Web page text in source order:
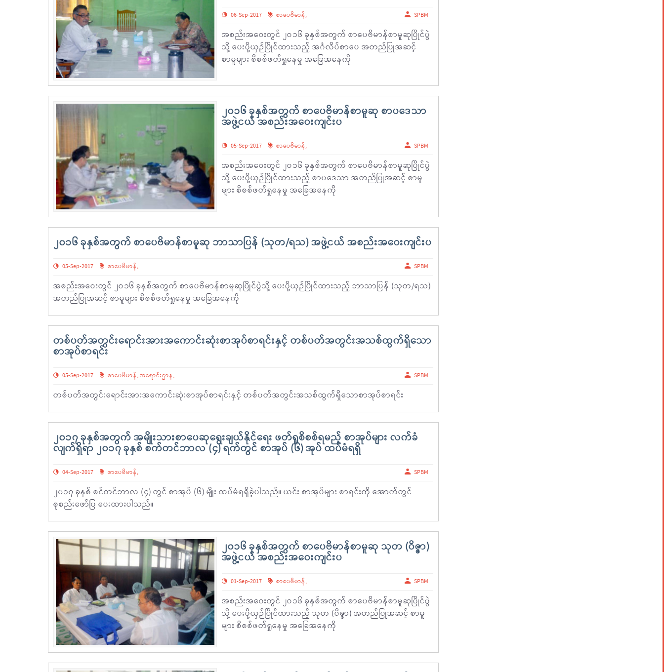
06-Sep-2017 စာပေဗိမာန်, SPBM
အစည်းအဝေးတွင် ၂ဝ၁၆ ခုနှစ်အတွက် စာပေဗိမာန်စာမူဆုပြိုင်ပွဲ
သို့ ပေးပို့ယှဉ်ပြိုင်ထားသည့် အင်္ဂလိပ်စာပေ အတည်ပြုအဆင့်
စာမူများ စိစစ်ဖတ်ရှုနေမှု အခြေအနေကို
၂၀၁၆ ခုနှစ်အတွက် စာပေဗိမာန်စာမူဆု စာပဒေသာ
အဖွဲ့ငယ် အစည်းအဝေးကျင်းပ
05-Sep-2017 စာပေဗိမာန်, SPBM
အစည်းအဝေးတွင် ၂ဝ၁၆ ခုနှစ်အတွက် စာပေဗိမာန်စာမူဆုပြိုင်ပွဲ
သို့ ပေးပို့ယှဉ်ပြိုင်ထားသည့် စာပဒေသာ အတည်ပြုအဆင့် စာမူ
များ စိစစ်ဖတ်ရှုနေမှု အခြေအနေကို
၂၀၁၆ ခုနှစ်အတွက် စာပေဗိမာန်စာမူဆု ဘာသာပြန် (သုတ/ရသ) အဖွဲ့ငယ် အစည်းအဝေးကျင်းပ
05-Sep-2017 စာပေဗိမာန်, SPBM
အစည်းအဝေးတွင် ၂ဝ၁၆ ခုနှစ်အတွက် စာပေဗိမာန်စာမူဆုပြိုင်ပွဲသို့ ပေးပို့ယှဉ်ပြိုင်ထားသည့် ဘာသာပြန် (သုတ/ရသ)
အတည်ပြုအဆင့် စာမူများ စိစစ်ဖတ်ရှုနေမှု အခြေအနေကို
တစ်ပတ်အတွင်းရောင်းအားအကောင်းဆုံးစာအုပ်စာရင်းနှင့် တစ်ပတ်အတွင်းအသစ်ထွက်ရှိသော
စာအုပ်စာရင်း
05-Sep-2017 စာပေဗိမာန်,အရောင်းဌာန, SPBM
တစ်ပတ်အတွင်းရောင်းအားအကောင်းဆုံးစာအုပ်စာရင်းနှင့် တစ်ပတ်အတွင်းအသစ်ထွက်ရှိသောစာအုပ်စာရင်း
၂၀၁၇ ခုနှစ်အတွက် အမျိုးသားစာပေဆုရွေးချယ်နိုင်ရေး ဖတ်ရှုစိစစ်ရမည့် စာအုပ်များ လက်ခံ
လျက်ရှိရာ ၂၀၁၇ ခုနှစ် စက်တင်ဘာလ (၄) ရက်တွင် စာအုပ် (၆) အုပ် ထပ်မံရရှိ
04-Sep-2017 စာပေဗိမာန်, SPBM
၂၀၁၇ ခုနှစ် စင်တင်ဘာလ (၄) တွင် စာအုပ် (၆) မျိုး ထပ်မံရရှိခဲ့ပါသည်။ ယင်း စာအုပ်များ စာရင်းကို အောက်တွင်
စုစည်းဖော်ပြ ပေးထားပါသည်။
၂၀၁၆ ခုနှစ်အတွက် စာပေဗိမာန်စာမူဆု သုတ (ဝိဇ္ဇာ)
အဖွဲ့ငယ် အစည်းအဝေးကျင်းပ
01-Sep-2017 စာပေဗိမာန်, SPBM
အစည်းအဝေးတွင် ၂ဝ၁၆ ခုနှစ်အတွက် စာပေဗိမာန်စာမူဆုပြိုင်ပွဲ
သို့ ပေးပို့ယှဉ်ပြိုင်ထားသည့် သုတ (ဝိဇ္ဇာ) အတည်ပြုအဆင့် စာမူ
များ စိစစ်ဖတ်ရှုနေမှု အခြေအနေကို